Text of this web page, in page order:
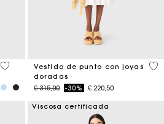
5 out of 5 Customer Rating
Vestido de punto con joyas
doradas
Price reduced from
€ 315,00to-30% € 220,50
3,4
Viscosa certificada